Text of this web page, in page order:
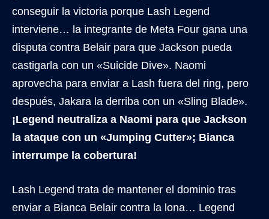
conseguir la victoria porque Lash Legend
interviene… la integrante de Meta Four gana una
disputa contra Belair para que Jackson pueda
castigarla con un «Suicide Dive». Naomi
aprovecha para enviar a Lash fuera del ring, pero
después, Jakara la derriba con un «Sling Blade».
¡Legend neutraliza a Naomi para que Jackson
la ataque con un «Jumping Cutter»; Bianca
interrumpe la cobertura!
Lash Legend trata de mantener el dominio tras
enviar a Bianca Belair contra la lona… Legend